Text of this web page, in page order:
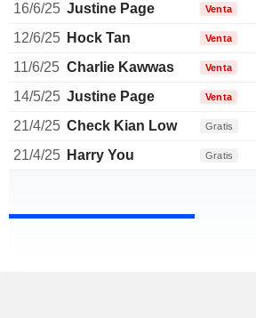
16/6/25 Justine Page Venta
12/6/25 Hock Tan Venta
11/6/25 Charlie Kawwas Venta
14/5/25 Justine Page Venta
21/4/25 Check Kian Low Gratis
21/4/25 Harry You Gratis